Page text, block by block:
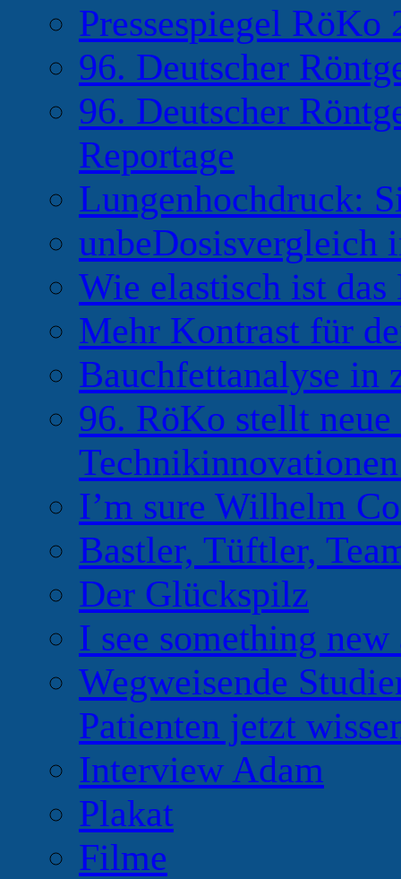
Pressespiegel RöKo
96. Deutscher
96. Deutscher
Reportage
Lungenhochdruck:
unbeDosisvergleich
Wie elastisch ist das
Mehr Kontrast für
Bauchfettanalyse in
96. RöKo stellt
I’m sure Wilhelm
Bastler, Tüftler,
Der Glückspilz
I see something
Wegweisende
Patienten jetzt
Interview Adam
Plakat
Filme